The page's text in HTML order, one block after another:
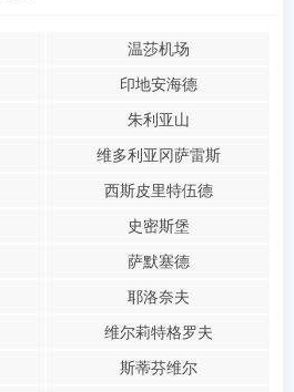
温莎机场
印地安海德
朱利亚山
维多利亚冈萨雷斯
西斯皮里特伍德
史密斯堡
萨默塞德
耶洛奈夫
维尔莉特格罗夫
斯蒂芬维尔